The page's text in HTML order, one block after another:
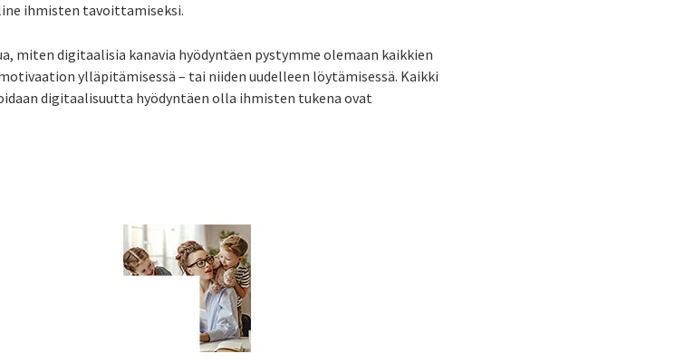
ihmisten tavoittamiseksi.
miten digitaalisia kanavia hyödyntäen pystymme olemaan kaikkien
ylläpitämisessä – tai niiden uudelleen löytämisessä. Kaikki
digitaalisuutta hyödyntäen olla ihmisten tukena ovat